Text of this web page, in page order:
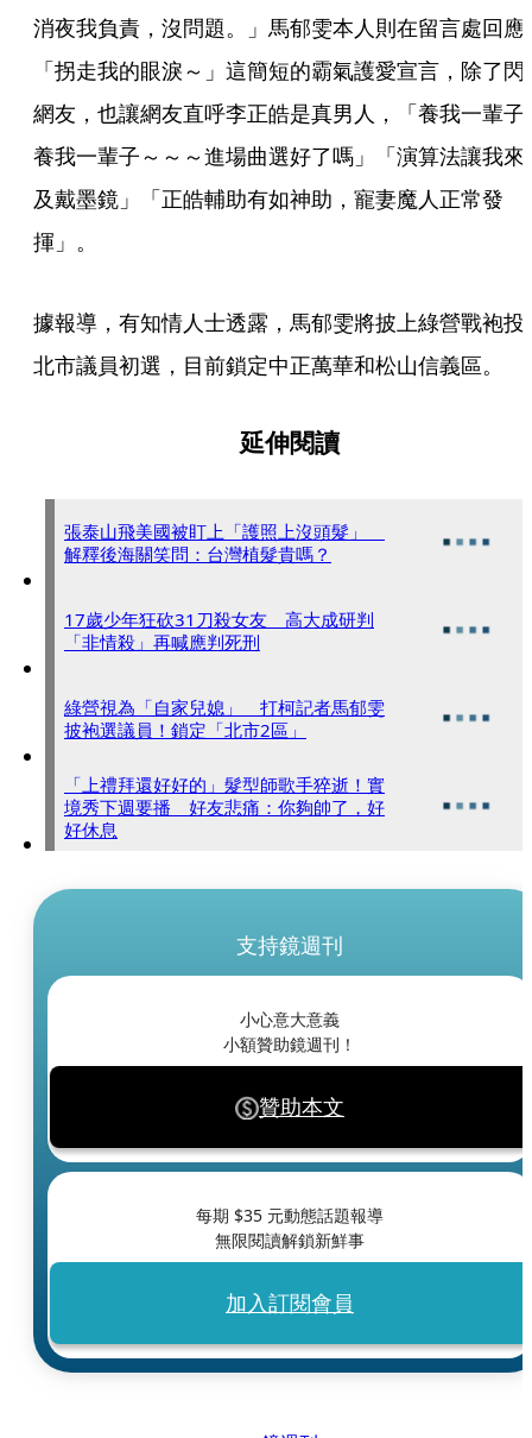
消夜我負責，沒問題。」馬郁雯本人則在留言處回應
「拐走我的眼淚～」這簡短的霸氣護愛宣言，除了閃
網友，也讓網友直呼李正皓是真男人，「養我一輩子
養我一輩子～～～進場曲選好了嗎」「演算法讓我來
及戴墨鏡」「正皓輔助有如神助，寵妻魔人正常發
揮」。
據報導，有知情人士透露，馬郁雯將披上綠營戰袍投
北市議員初選，目前鎖定中正萬華和松山信義區。
延伸閱讀
張泰山飛美國被盯上「護照上沒頭髮」
解釋後海關笑問：台灣植髮貴嗎？
17歲少年狂砍31刀殺女友 高大成研判
「非情殺」再喊應判死刑
綠營視為「自家兒媳」 打柯記者馬郁雯
披袍選議員！鎖定「北市2區」
「上禮拜還好好的」髮型師歌手猝逝！實
境秀下週要播 好友悲痛：你夠帥了，好
好休息
支持鏡週刊
小心意大意義
小額贊助鏡週刊！
贊助本文
每期 $35 元動態話題報導
無限閱讀解鎖新鮮事
加入訂閱會員